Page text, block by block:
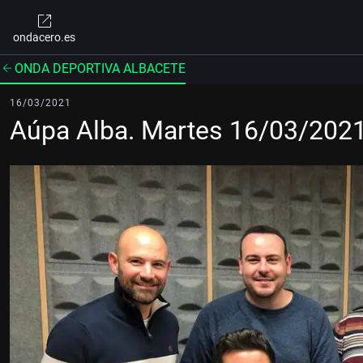
ondacero.es
ONDA DEPORTIVA ALBACETE
16/03/2021
Aúpa Alba. Martes 16/03/